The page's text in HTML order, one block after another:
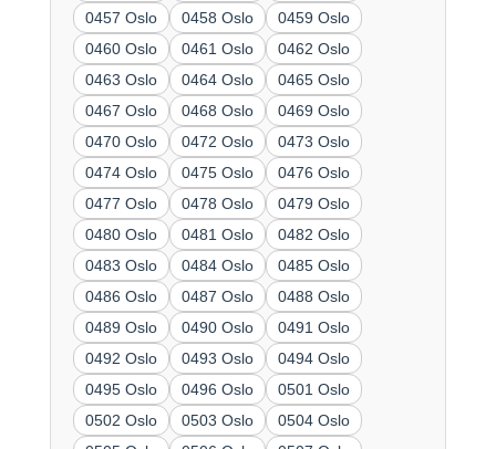
0457 Oslo
0458 Oslo
0459 Oslo
0460 Oslo
0461 Oslo
0462 Oslo
0463 Oslo
0464 Oslo
0465 Oslo
0467 Oslo
0468 Oslo
0469 Oslo
0470 Oslo
0472 Oslo
0473 Oslo
0474 Oslo
0475 Oslo
0476 Oslo
0477 Oslo
0478 Oslo
0479 Oslo
0480 Oslo
0481 Oslo
0482 Oslo
0483 Oslo
0484 Oslo
0485 Oslo
0486 Oslo
0487 Oslo
0488 Oslo
0489 Oslo
0490 Oslo
0491 Oslo
0492 Oslo
0493 Oslo
0494 Oslo
0495 Oslo
0496 Oslo
0501 Oslo
0502 Oslo
0503 Oslo
0504 Oslo